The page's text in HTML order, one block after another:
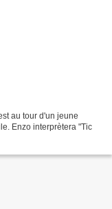
au tour d'un jeune
Enzo interprètera "Tic